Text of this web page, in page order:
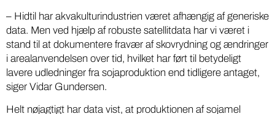
– Hidtil har akvakulturindustrien været afhængig af generiske
data. Men ved hjælp af robuste satellitdata har vi været i
stand til at dokumentere fravær af skovrydning og ændringer
i arealanvendelsen over tid, hvilket har ført til betydeligt
lavere udledninger fra sojaproduktion end tidligere antaget,
siger Vidar Gundersen.
Helt nøjagtigt har data vist, at produktionen af sojamel